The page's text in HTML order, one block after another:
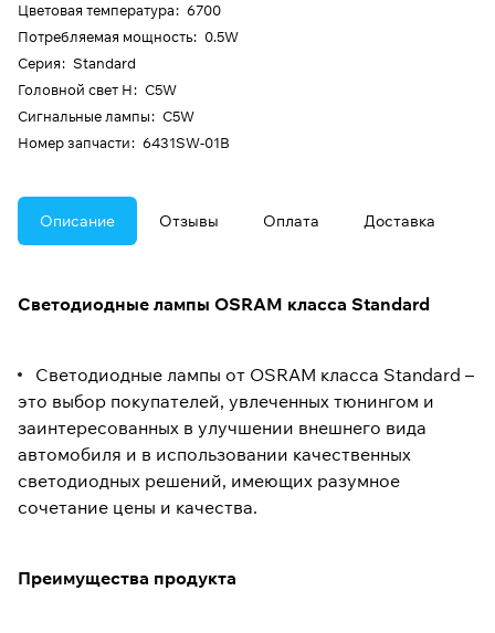
Цветовая температура: 6700
Потребляемая мощность: 0.5W
Серия: Standard
Головной свет H: C5W
Сигнальные лампы: C5W
Номер запчасти: 6431SW-01B
Описание Отзывы Оплата Доставка
Светодиодные лампы OSRAM класса Standard
Светодиодные лампы от OSRAM класса Standard –
это выбор покупателей, увлеченных тюнингом и
заинтересованных в улучшении внешнего вида
автомобиля и в использовании качественных
светодиодных решений, имеющих разумное
сочетание цены и качества.
Преимущества продукта